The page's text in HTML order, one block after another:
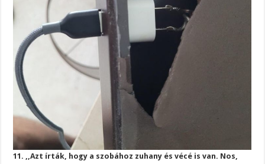
11. ,,Azt írták, hogy a szobához zuhany és vécé is van. Nos,